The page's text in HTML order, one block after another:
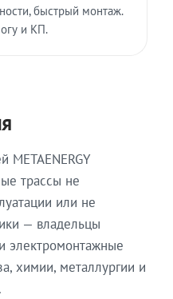
быстрый монтаж.
и КП.
METAENERGY
трассы не
или не
— владельцы
электромонтажные
химии, металлургии и